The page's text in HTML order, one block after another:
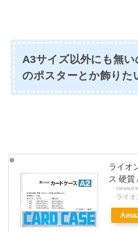
A3サイズ以外にも無
のポスターとか飾りた
ライオ
ス 硬質
created
ライオ